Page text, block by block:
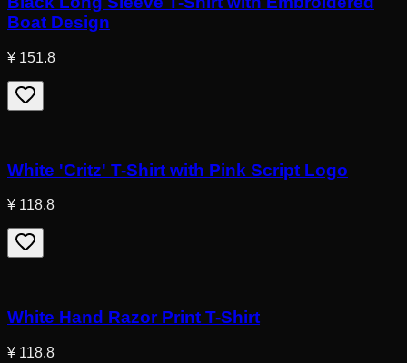
Boat Design
¥ 151.8
White 'Critz' T-Shirt with Pink Script Logo
¥ 118.8
White Hand Razor Print T-Shirt
¥ 118.8